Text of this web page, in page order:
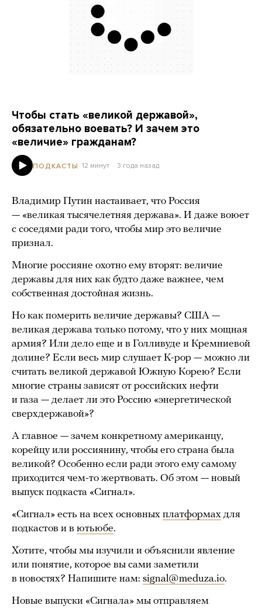
Чтобы стать «великой державой»,
обязательно воевать? И зачем это
«величие» гражданам?
ПОДКАСТЫ 12 минут 3 года назад
Владимир Путин настаивает, что Россия
— «великая тысячелетняя держава». И даже воюет
с соседями ради того, чтобы мир это величие
признал.
Многие россияне охотно ему вторят: величие
державы для них как будто даже важнее, чем
собственная достойная жизнь.
Но как померить величие державы? США —
великая держава только потому, что у них мощная
армия? Или дело еще и в Голливуде и Кремниевой
долине? Если весь мир слушает K-pop — можно ли
считать великой державой Южную Корею? Если
многие страны зависят от российских нефти
и газа — делает ли это Россию «энергетической
сверхдержавой»?
А главное — зачем конкретному американцу,
корейцу или россиянину, чтобы его страна была
великой? Особенно если ради этого ему самому
приходится чем-то жертвовать. Об этом — новый
выпуск подкаста «Сигнал».
«Сигнал» есть на всех основных платформах для
подкастов и в ютьюбе.
Хотите, чтобы мы изучили и объяснили явление
или понятие, которое вы сами заметили
в новостях? Напишите нам: signal@meduza.io.
Новые выпуски «Сигнала» мы отправляем